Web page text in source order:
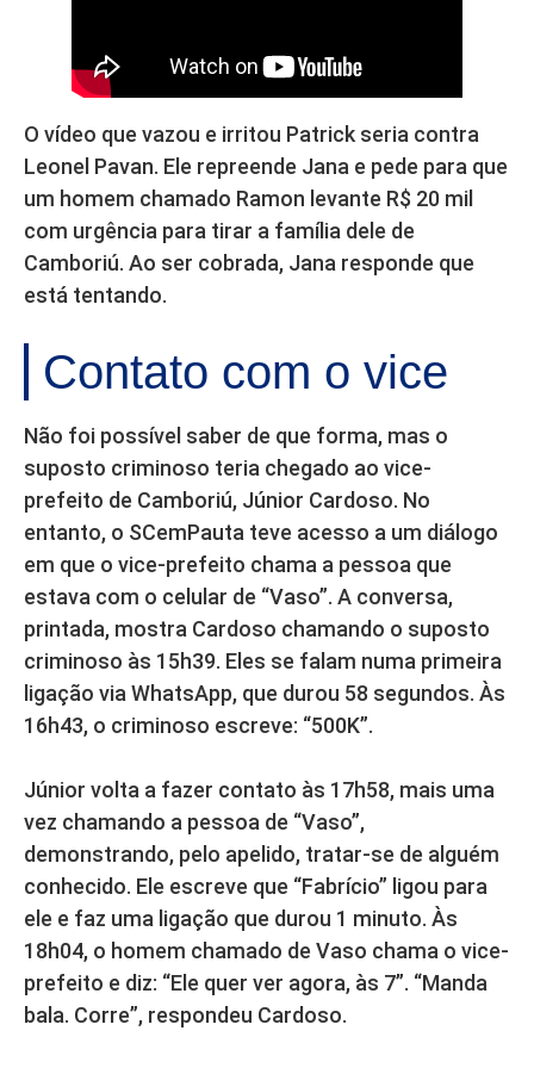
O vídeo que vazou e irritou Patrick seria contra
Leonel Pavan. Ele repreende Jana e pede para que
um homem chamado Ramon levante R$ 20 mil
com urgência para tirar a família dele de
Camboriú. Ao ser cobrada, Jana responde que
está tentando.
Contato com o vice
Não foi possível saber de que forma, mas o
suposto criminoso teria chegado ao vice-
prefeito de Camboriú, Júnior Cardoso. No
entanto, o SCemPauta teve acesso a um diálogo
em que o vice-prefeito chama a pessoa que
estava com o celular de “Vaso”. A conversa,
printada, mostra Cardoso chamando o suposto
criminoso às 15h39. Eles se falam numa primeira
ligação via WhatsApp, que durou 58 segundos. Às
16h43, o criminoso escreve: “500K”.
Júnior volta a fazer contato às 17h58, mais uma
vez chamando a pessoa de “Vaso”,
demonstrando, pelo apelido, tratar-se de alguém
conhecido. Ele escreve que “Fabrício” ligou para
ele e faz uma ligação que durou 1 minuto. Às
18h04, o homem chamado de Vaso chama o vice-
prefeito e diz: “Ele quer ver agora, às 7”. “Manda
bala. Corre”, respondeu Cardoso.